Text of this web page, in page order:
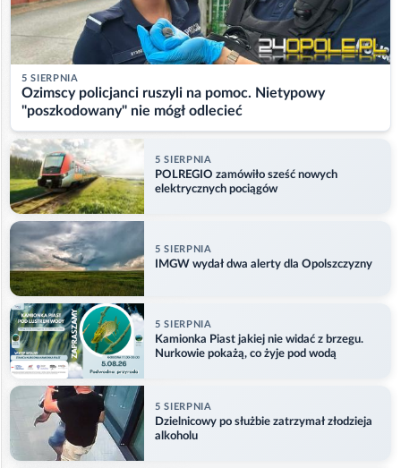
5 SIERPNIA
Ozimscy policjanci ruszyli na pomoc. Nietypowy
"poszkodowany" nie mógł odlecieć
5 SIERPNIA
POLREGIO zamówiło sześć nowych
elektrycznych pociągów
5 SIERPNIA
IMGW wydał dwa alerty dla Opolszczyzny
5 SIERPNIA
Kamionka Piast jakiej nie widać z brzegu.
Nurkowie pokażą, co żyje pod wodą
5 SIERPNIA
Dzielnicowy po służbie zatrzymał złodzieja
alkoholu